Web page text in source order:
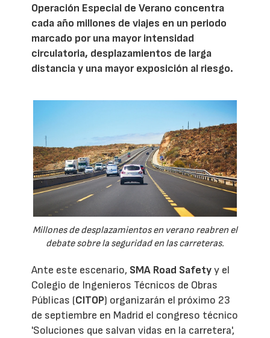
Operación Especial de Verano concentra
cada año millones de viajes en un periodo
marcado por una mayor intensidad
circulatoria, desplazamientos de larga
distancia y una mayor exposición al riesgo.
Millones de desplazamientos en verano reabren el
debate sobre la seguridad en las carreteras.
Ante este escenario, SMA Road Safetyy el
Colegio de Ingenieros Técnicos de Obras
Públicas (CITOP) organizarán el próximo 23
de septiembre en Madrid el congreso técnico
'Soluciones que salvan vidas en la carretera',